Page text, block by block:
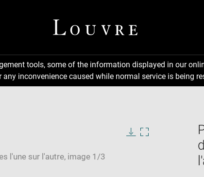
tools, some of the information displayed in our
inconvenience caused while normal service is being